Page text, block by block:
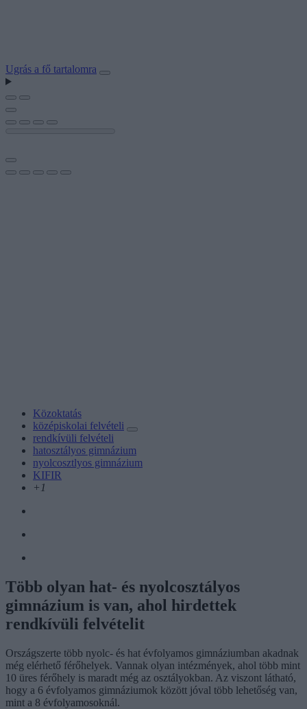
Ugrás a fő tartalomra
Közoktatás
középiskolai felvételi
rendkívüli felvételi
hatosztályos gimnázium
nyolcosztlyos gimnázium
KIFIR
+1
Több olyan hat- és nyolcosztályos
gimnázium is van, ahol hirdettek
rendkívüli felvételit
Országszerte több nyolc- és hat évfolyamos gimnáziumban akadnak
még elérhető férőhelyek. Vannak olyan intézmények, ahol több mint
10 üres férőhely is maradt még az osztályokban. Az viszont látható,
hogy a 6 évfolyamos gimnáziumok között jóval több lehetőség van,
mint a 8 évfolyamosoknál.